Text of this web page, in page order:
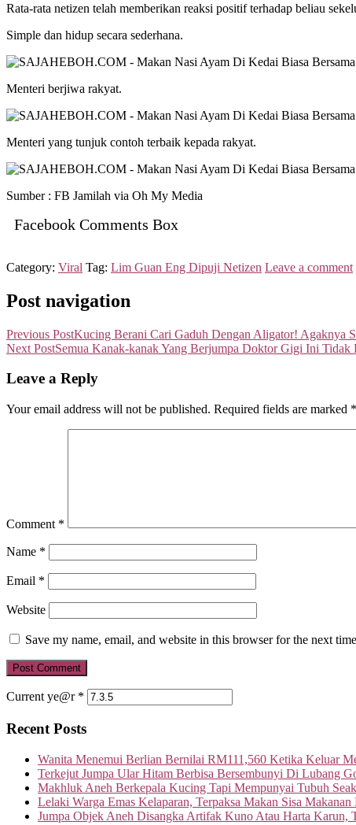
Rata-rata netizen telah memberikan reaksi positif terhadap beliau
Simple dan hidup secara sederhana.
Menteri berjiwa rakyat.
Menteri yang tunjuk contoh terbaik kepada rakyat.
Sumber : FB Jamilah via Oh My Media
Facebook Comments Box
Category: Viral Tag: Lim Guan Eng Dipuji Netizen Leave a comment
Post navigation
Previous PostKucing Berani Cari Gaduh Dengan Aligator! Agaknya
Next PostSemua Kanak-kanak Yang Berjumpa Doktor Gigi Ini Tidak
Leave a Reply
Your email address will not be published. Required fields are marked *
Comment *
Name *
Email *
Website
Save my name, email, and website in this browser for the next
Current ye@r *
Recent Posts
Wanita Menemui Berlian Bernilai RM111,560 Ketika Keluar
Terkejut Jumpa Ular Hitam Berbisa Bersembunyi Di Lubang
Makhluk Aneh Berkepala Kucing Tapi Mempunyai Tubuh
Lelaki Warga Emas Kelaparan, Terpaksa Makan Sisa
Jumpa Objek Aneh Disangka Artifak Kuno Atau Harta Karun,